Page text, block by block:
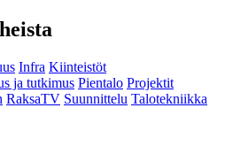
Infra Kiinteistöt
ja tutkimus Pientalo Projektit
RaksaTV Suunnittelu Talotekniikka